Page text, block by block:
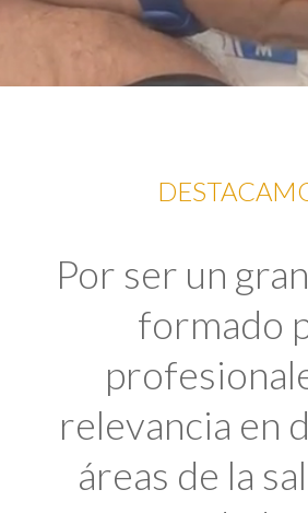
Por ser un
formado
relevancia en
áreas de la